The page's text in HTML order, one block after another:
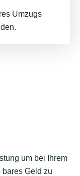
Umzugs
um bei Ihrem
Geld zu